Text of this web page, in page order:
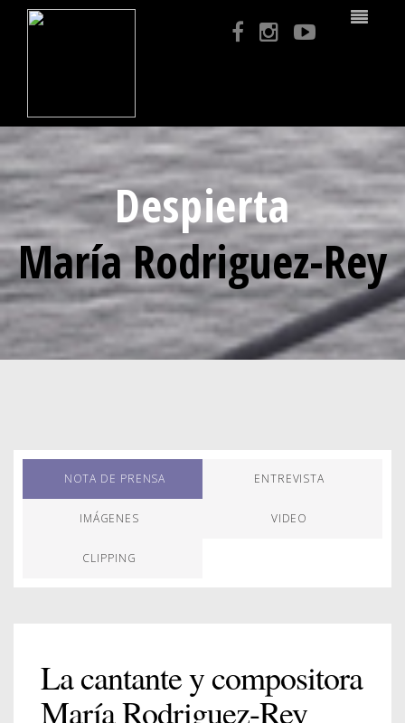
Despierta
María Rodriguez-Rey
NOTA DE PRENSA ENTREVISTA
IMÁGENES VIDEO
CLIPPING
La cantante y compositora
María Rodriguez-Rey